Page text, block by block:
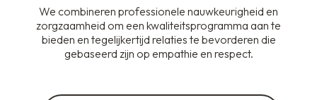
We combineren professionele nauwkeurigheid en
zorgzaamheid om een kwaliteitsprogramma aan te
bieden en tegelijkertijd relaties te bevorderen die
gebaseerd zijn op empathie en respect.